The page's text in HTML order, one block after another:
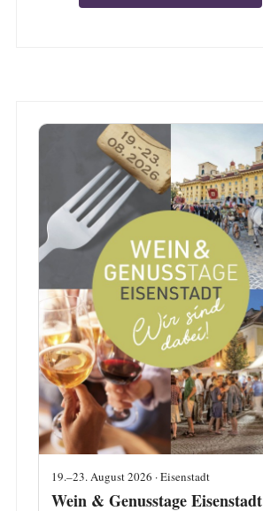
19.–23. August 2026 · Eisenstadt
Wein & Genusstage Eisenstadt